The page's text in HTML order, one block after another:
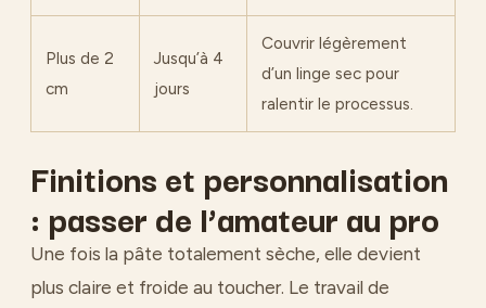
Plus de 2
cm
Jusqu’à 4
jours
Couvrir légèrement
d’un linge sec pour
ralentir le processus.
Finitions et personnalisation
: passer de l’amateur au pro
Une fois la pâte totalement sèche, elle devient
plus claire et froide au toucher. Le travail de